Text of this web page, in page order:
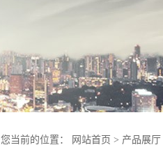
您当前的位置： 网站首页 > 产品展厅